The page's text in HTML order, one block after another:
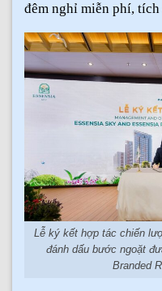
đêm nghỉ miễn phí,
Lễ ký kết hợp tác chiến
đánh dấu bước ngoặt
Branded